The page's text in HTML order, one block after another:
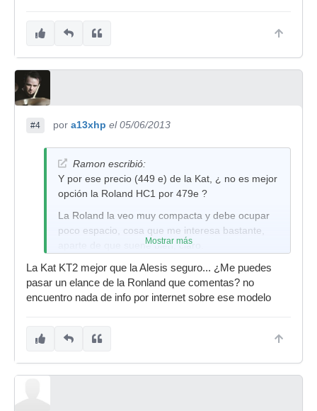
#4 por a13xhp el 05/06/2013
Ramon escribió:
Y por ese precio (449 e) de la Kat, ¿ no es mejor
opción la Roland HC1 por 479e ?
La Roland la veo muy compacta y debe ocupar
poco espacio, cosa que me interesa bastante,
aparte de que suene bien, claro.
De todas formas, mi presupuesto es de unos
400 euros. Las dos se me van...
Teniendo las tres opciones en mente, Alesis
algo flexible en el presupuesto, ¿ mejor KAT
Mostrar más
La Kat KT2 mejor que la Alesis seguro... ¿Me puedes
pasar un elance de la Ronland que comentas? no
encuentro nada de info por internet sobre ese modelo